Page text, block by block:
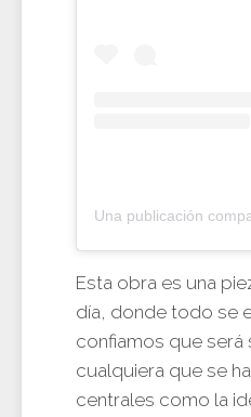
Esta obra es una
día, donde todo se
confiamos que será
cualquiera que se
centrales como la